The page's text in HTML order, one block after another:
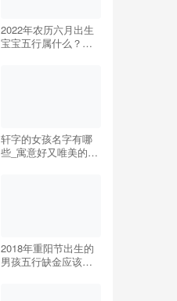
2022年农历六月出生
宝宝五行属什么？起
轩字的女孩名字有哪
些_寓意好又唯美的带
2018年重阳节出生的
男孩五行缺金应该怎